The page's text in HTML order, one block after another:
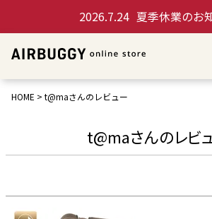
2026.7.24 夏季休業のお
HOME t@maさんのレビュー
t@maさんのレビ